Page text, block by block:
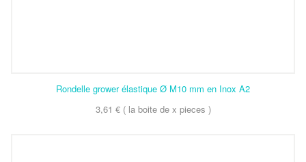
Rondelle grower élastique Ø M10 mm en Inox A2
3,61 € ( la boite de x pieces )